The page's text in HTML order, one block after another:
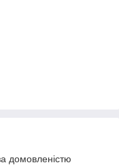
домовленістю